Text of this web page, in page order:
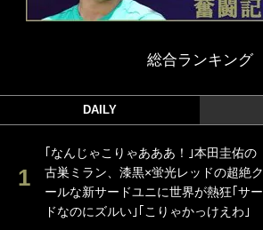
総合ランキング
DAILY
｢なんじゃこりゃあああ！｣本田圭佑の
古巣ミラン、漆黒×蛍光レッドの超絶ク
ールな新サードユニに世界が熱狂｢サー
ドなのにズルい｣｢こりゃかっけえわ｣